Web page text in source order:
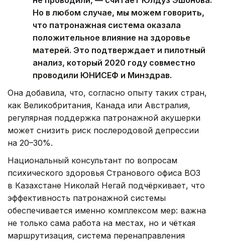
Но в любом случае, мы можем говорить,
что патронажная система оказала
положительное влияние на здоровье
матерей. Это подтверждает и пилотный
анализ, который 2020 году совместно
проводили ЮНИСЕФ и Минздрав.
Она добавила, что, согласно опыту таких стран,
как Великобритания, Канада или Австралия,
регулярная поддержка патронажной акушерки
может снизить риск послеродовой депрессии
на 20–30%.
Национальный консультант по вопросам
психического здоровья Странового офиса ВОЗ
в Казахстане Николай Негай подчёркивает, что
эффективность патронажной системы
обеспечивается именно комплексом мер: важна
не только сама работа на местах, но и чёткая
маршрутизация, система перенаправления